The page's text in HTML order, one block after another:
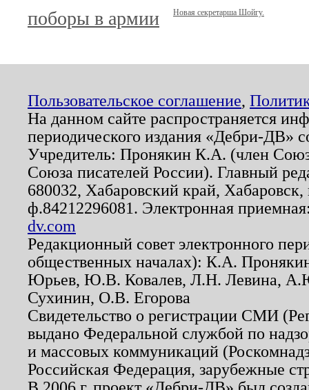
поборы в армии Новая секретарша Шойгу.
Пользовательское соглашение,
На данном сайте распространяется
периодического издания «Дебри-ДВ»
Учредитель: Пронякин К.А. (член
Союза писателей России). Главный
680032, Хабаровский край,
ф.84212296081. Электронная
dv.com
Редакционный совет электронного
общественных началах): К.А.
Юрьев, Ю.В. Ковалев, Л.Н. Левина,
Сухинин, О.В. Егорова
Свидетельство о регистрации СМИ
выдано Федеральной службой по
и массовых коммуникаций
Российская Федерация, зарубежные